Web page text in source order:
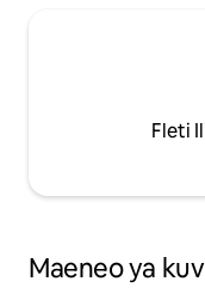
Fleti
Maeneo ya